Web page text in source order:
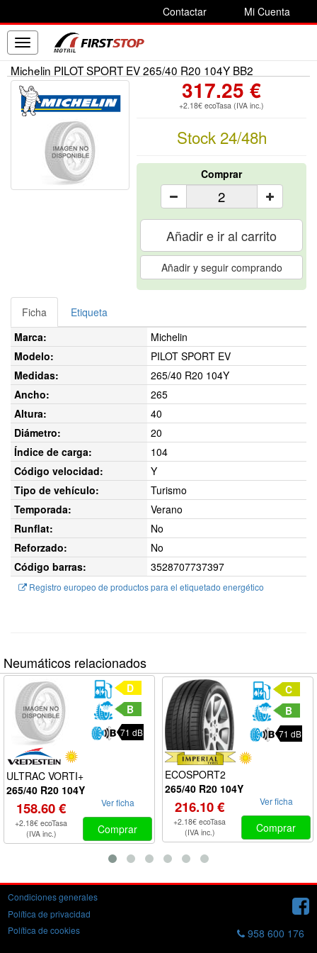
Contactar Mi Cuenta
Toggle
navigation
Michelin PILOT SPORT EV 265/40 R20 104Y BB2
317.25 €
+2.18€ ecoTasa (IVA inc.)
Stock 24/48h
Comprar
Añadir e ir al carrito
Añadir y seguir comprando
Ficha
Etiqueta
Marca:
Michelin
Modelo:
PILOT SPORT EV
Medidas:
265/40 R20 104Y
Ancho:
265
Altura:
40
Diámetro:
20
Índice de carga:
104
Código velocidad:
Y
Tipo de vehículo:
Turismo
Temporada:
Verano
Runflat:
No
Reforzado:
No
Código barras:
3528707737397
Registro europeo de productos para el etiquetado energético
Neumáticos relacionados
D
B
71 dB
ULTRAC VORTI+
265/40 R20 104Y
158.60 €
+2.18€ ecoTasa
(IVA inc.)
Ver ficha
Comprar
C
B
71 dB
ECOSPORT2
265/40 R20 104Y
216.10 €
+2.18€ ecoTasa
(IVA inc.)
Ver ficha
Comprar
Condiciones generales
Política de privacidad
Política de cookies
958 600 176